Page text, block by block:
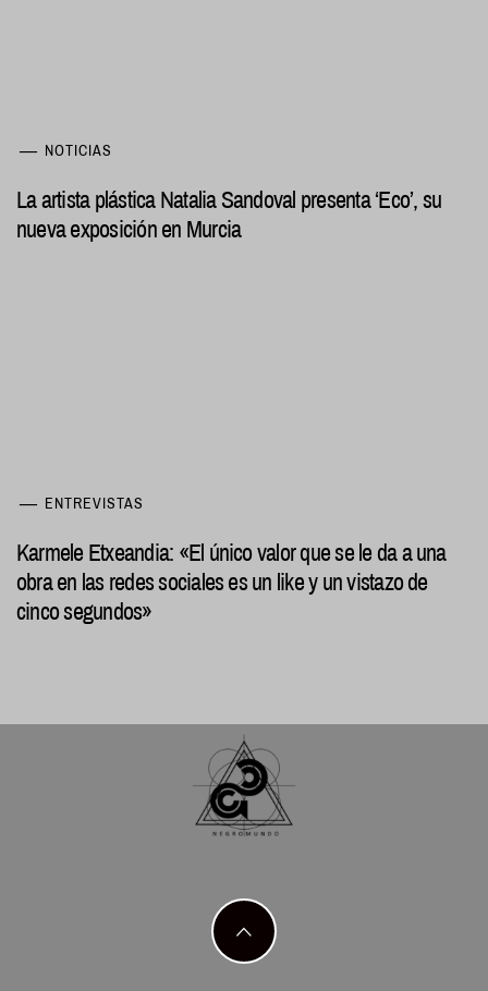
NOTICIAS
La artista plástica Natalia Sandoval presenta ‘Eco’, su
nueva exposición en Murcia
ENTREVISTAS
Karmele Etxeandia: «El único valor que se le da a una
obra en las redes sociales es un like y un vistazo de
cinco segundos»